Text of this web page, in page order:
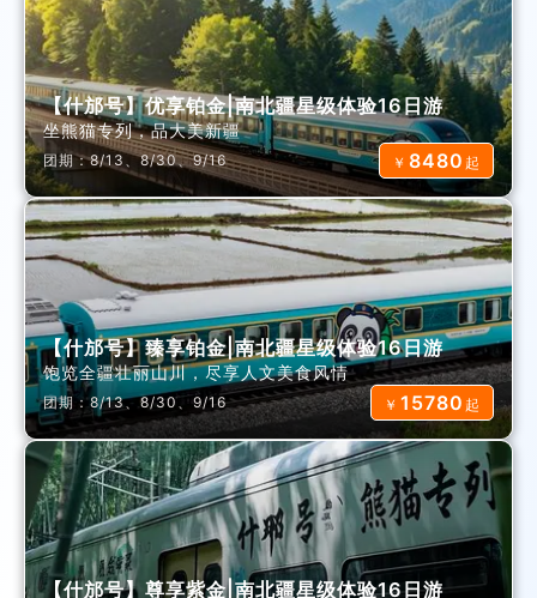
【什邡号】优享铂金|南北疆星级体验16日游
坐熊猫专列，品大美新疆
团期：8/13、8/30、9/16 ￥ 8480 起
【什邡号】臻享铂金|南北疆星级体验16日游
饱览全疆壮丽山川，尽享人文美食风情
团期：8/13、8/30、9/16 ￥ 15780 起
【什邡号】尊享紫金|南北疆星级体验16日游